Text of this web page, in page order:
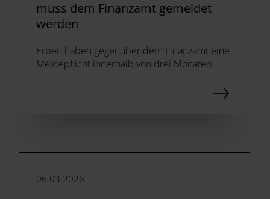
muss dem Finanzamt gemeldet
werden
Erben haben gegenüber dem Finanzamt eine
Meldepflicht innerhalb von drei Monaten.
06.03.2026